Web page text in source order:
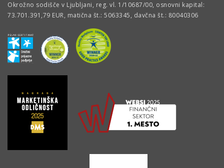
Okrožno sodišče v Ljubljani, reg. vl. 1/10687/00, osnovni kapital:
73.701.391,79 EUR, matična št.: 5063345, davčna št.: 80040306